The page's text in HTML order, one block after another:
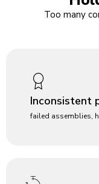
Too many
Inconsistent
failed assemblies,